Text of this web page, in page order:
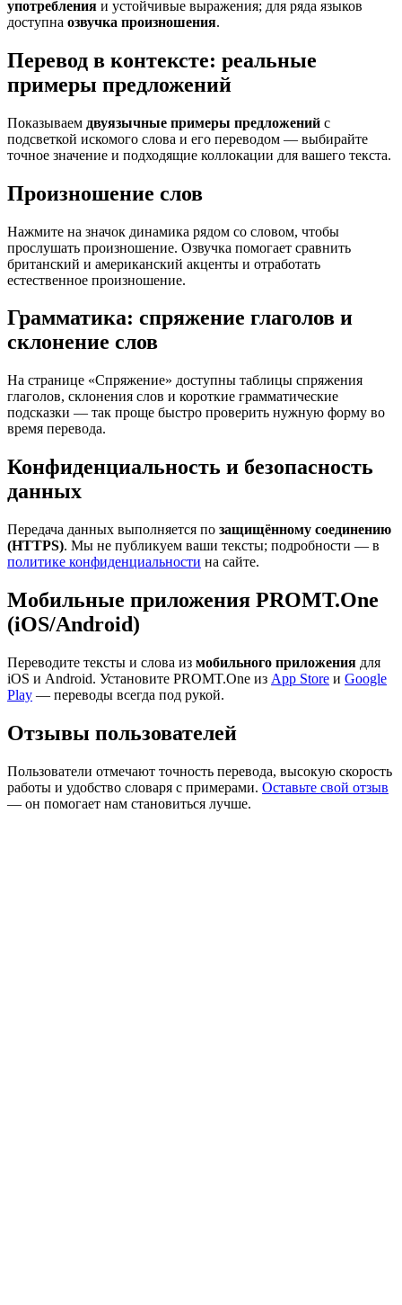
употребления и устойчивые выражения; для ряда языков
доступна озвучка произношения.
Перевод в контексте: реальные
примеры предложений
Показываем двуязычные примеры предложений с
подсветкой искомого слова и его переводом — выбирайте
точное значение и подходящие коллокации для вашего текста.
Произношение слов
Нажмите на значок динамика рядом со словом, чтобы
прослушать произношение. Озвучка помогает сравнить
британский и американский акценты и отработать
естественное произношение.
Грамматика: спряжение глаголов и
склонение слов
На странице «Спряжение» доступны таблицы спряжения
глаголов, склонения слов и короткие грамматические
подсказки — так проще быстро проверить нужную форму во
время перевода.
Конфиденциальность и безопасность
данных
Передача данных выполняется по защищённому соединению
(HTTPS). Мы не публикуем ваши тексты; подробности — в
политике конфиденциальности на сайте.
Мобильные приложения PROMT.One
(iOS/Android)
Переводите тексты и слова из мобильного приложения для
iOS и Android. Установите PROMT.One из App Store и Google
Play — переводы всегда под рукой.
Отзывы пользователей
Пользователи отмечают точность перевода, высокую скорость
работы и удобство словаря с примерами. Оставьте свой отзыв
— он помогает нам становиться лучше.